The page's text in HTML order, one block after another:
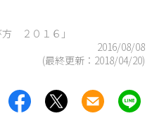
２０１６」
2016/08/08
(最終更新： 2018/04/20)